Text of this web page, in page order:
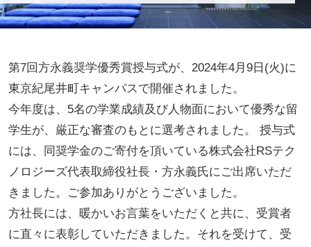
第7回方永義奨学優秀賞授与式が、2024年4月9日(火)に
東京紀尾井町キャンパスで開催されました。
今年度は、5名の学業成績及び人物面において優秀な留
学生が、厳正な審査のもとに選考されました。 授与式
には、同奨学金のご寄付を頂いている株式会社RSテク
ノロジーズ代表取締役社長・方永義氏にご出席いただ
きました。ご参加ありがとうございました。
方社長には、暖かいお言葉をいただくと共に、受賞者
に直々に表彰していただきました。それを受けて、受